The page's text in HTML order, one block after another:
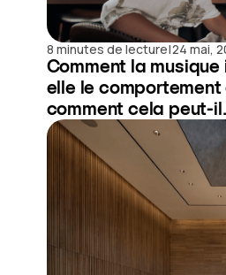
8 minutes de lecture|24 mai,
Comment la
elle le
comment cela peut-